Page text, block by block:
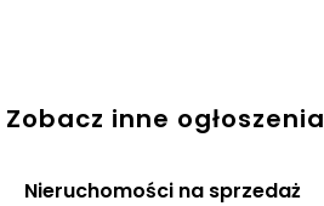
Zobacz inne ogłoszenia
Nieruchomości na sprzedaż